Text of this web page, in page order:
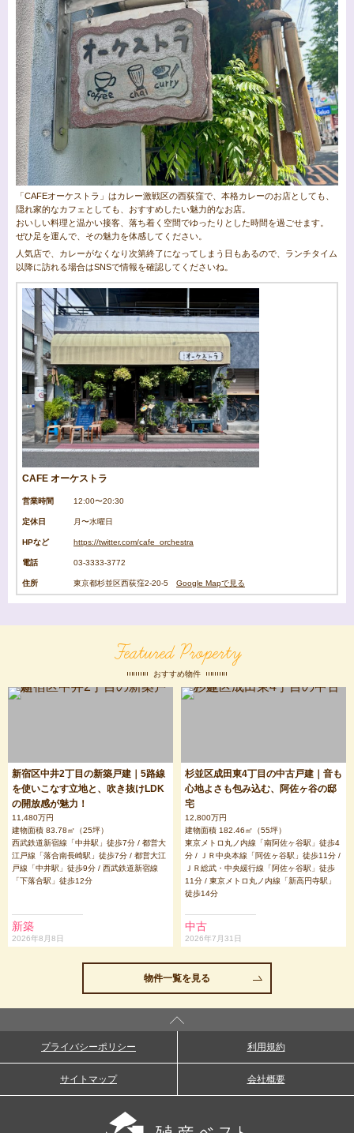
「CAFEオーケストラ」はカレー激戦区の西荻窪で、本格カレーのお店としても、
隠れ家的なカフェとしても、おすすめしたい魅力的なお店。
おいしい料理と温かい接客、落ち着く空間でゆったりとした時間を過ごせます。
ぜひ足を運んで、その魅力を体感してください。
人気店で、カレーがなくなり次第終了になってしまう日もあるので、ランチタイム
以降に訪れる場合はSNSで情報を確認してくださいね。
CAFE オーケストラ
営業時間 12:00〜20:30
定休日 月〜水曜日
HPなど https://twitter.com/cafe_orchestra
電話 03-3333-3772
住所 東京都杉並区西荻窪2-20-5 Google Mapで見る
Featured Property
おすすめ物件
新宿区中井2丁目の新築戸建｜5路線
を使いこなす立地と、吹き抜けLDK
の開放感が魅力！
11,480万円
建物面積 83.78㎡（25坪）
西武鉄道新宿線「中井駅」徒歩7分 / 都営大
江戸線「落合南長崎駅」徒歩7分 / 都営大江
戸線「中井駅」徒歩9分 / 西武鉄道新宿線
「下落合駅」徒歩12分
新築
2026年8月8日
杉並区成田東4丁目の中古戸建｜音も
心地よさも包み込む、阿佐ヶ谷の邸
宅
12,800万円
建物面積 182.46㎡（55坪）
東京メトロ丸ノ内線「南阿佐ヶ谷駅」徒歩4
分 / ＪＲ中央本線「阿佐ヶ谷駅」徒歩11分 /
ＪＲ総武・中央緩行線「阿佐ヶ谷駅」徒歩
11分 / 東京メトロ丸ノ内線「新高円寺駅」
徒歩14分
中古
2026年7月31日
物件一覧を見る
プライバシーポリシー 利用規約
サイトマップ 会社概要